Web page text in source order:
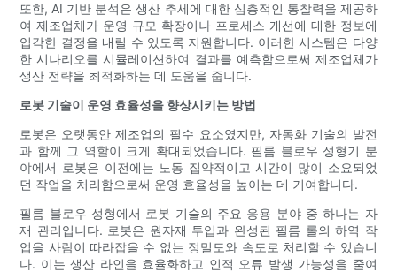
또한, AI 기반 분석은 생산 추세에 대한 심층적인 통찰력을 제공하
여 제조업체가 운영 규모 확장이나 프로세스 개선에 대한 정보에
입각한 결정을 내릴 수 있도록 지원합니다. 이러한 시스템은 다양
한 시나리오를 시뮬레이션하여 결과를 예측함으로써 제조업체가
생산 전략을 최적화하는 데 도움을 줍니다.
로봇 기술이 운영 효율성을 향상시키는 방법
로봇은 오랫동안 제조업의 필수 요소였지만, 자동화 기술의 발전
과 함께 그 역할이 크게 확대되었습니다. 필름 블로우 성형기 분
야에서 로봇은 이전에는 노동 집약적이고 시간이 많이 소요되었
던 작업을 처리함으로써 운영 효율성을 높이는 데 기여합니다.
필름 블로우 성형에서 로봇 기술의 주요 응용 분야 중 하나는 자
재 관리입니다. 로봇은 원자재 투입과 완성된 필름 롤의 하역 작
업을 사람이 따라잡을 수 없는 정밀도와 속도로 처리할 수 있습니
다. 이는 생산 라인을 효율화하고 인적 오류 발생 가능성을 줄여